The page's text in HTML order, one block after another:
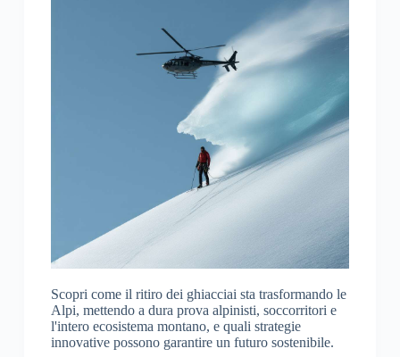
Scopri come il ritiro dei ghiacciai sta trasformando le
Alpi, mettendo a dura prova alpinisti, soccorritori e
l'intero ecosistema montano, e quali strategie
innovative possono garantire un futuro sostenibile.